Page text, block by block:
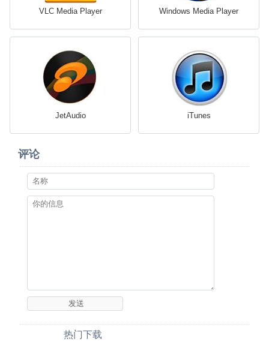
VLC Media Player Windows Media Player
JetAudio iTunes
评论
热门下载